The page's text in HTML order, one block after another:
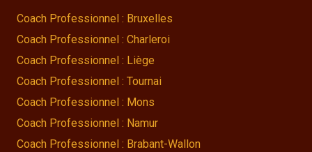
Coach Professionnel : Bruxelles
Coach Professionnel : Charleroi
Coach Professionnel : Liège
Coach Professionnel : Tournai
Coach Professionnel : Mons
Coach Professionnel : Namur
Coach Professionnel : Brabant-Wallon